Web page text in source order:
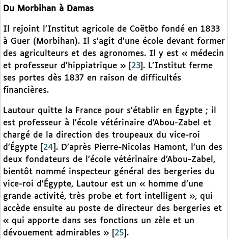
Du Morbihan à Damas
Il rejoint l’Institut agricole de Coëtbo fondé en 1833
à Guer (Morbihan). Il s’agit d’une école devant former
des agriculteurs et des agronomes. Il y est « médecin
et professeur d’hippiatrique »
23 . L’Institut ferme
ses portes dès 1837 en raison de difficultés
financières.
Lautour quitte la France pour s’établir en Égypte ; il
est professeur à l’école vétérinaire d’Abou-Zabel et
chargé de la direction des troupeaux du vice-roi
d’Égypte
24 . D’après Pierre-Nicolas Hamont, l’un des
deux fondateurs de l’école vétérinaire d’Abou-Zabel,
bientôt nommé inspecteur général des bergeries du
vice-roi d’Égypte, Lautour est un « homme d’une
grande activité, très probe et fort intelligent », qui
accède ensuite au poste de directeur des bergeries et
« qui apporte dans ses fonctions un zèle et un
dévouement admirables »
25 .